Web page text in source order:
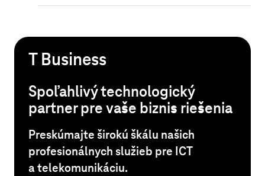
T Business
Spoľahlivý technologický
partner pre vaše biznis riešenia
Preskúmajte širokú škálu našich
profesionálnych služieb pre ICT
a telekomunikáciu.